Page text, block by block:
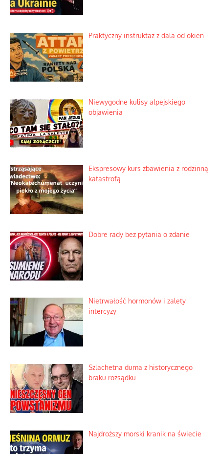
Praktyczny instruktaż z dala od okien
Niewygodne kulisy alpejskiego
objawienia
Ekspresowy kurs zbawienia z rodzinną
katastrofą
Dobre rady bez pytania o zdanie
Nietrwałość hormonów i zalety
intercyzy
Szlachetna duma z historycznego
braku rozsądku
Najdroższy morski kranik na świecie